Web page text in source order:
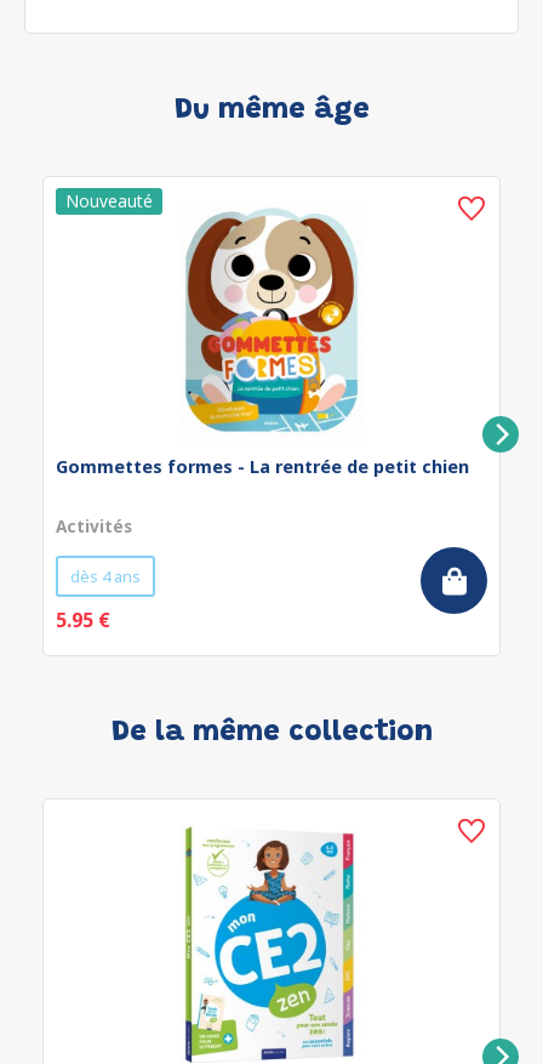
Du même âge
Gommettes formes - La rentrée de petit chien
Activités
dès 4 ans
5.95 €
De la même collection